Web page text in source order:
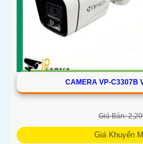
CAMERA VP-C3307B
Giá Bán:
Giá Khuyến